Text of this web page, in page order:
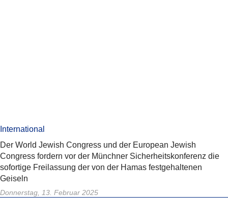
International
Der World Jewish Congress und der European Jewish
Congress fordern vor der Münchner Sicherheitskonferenz die
sofortige Freilassung der von der Hamas festgehaltenen
Geiseln
Donnerstag, 13. Februar 2025